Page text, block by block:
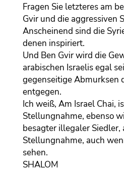
Fragen Sie letzteres am
Gvir und die aggressiven
Anscheinend sind die
denen inspiriert.
Und Ben Gvir wird die
arabischen Israelis egal
gegenseitige Abmurksen
entgegen.
Ich weiß, Am Israel Chai,
Stellungnahme, ebenso
besagter illegaler Siedler,
Stellungnahme, auch
sehen.
SHALOM